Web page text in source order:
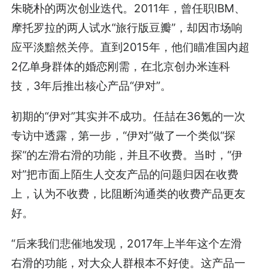
朱晓朴的两次创业迭代。2011年，曾任职IBM、
摩托罗拉的两人试水“旅行版豆瓣”，却因市场响
应平淡黯然关停。直到2015年，他们瞄准国内超
2亿单身群体的婚恋刚需，在北京创办米连科
技，3年后推出核心产品“伊对”。
初期的“伊对”其实并不成功。任喆在36氪的一次
专访中透露，第一步，“伊对”做了一个类似“探
探“的左滑右滑的功能，并且不收费。当时，“伊
对”把市面上陌生人交友产品的问题归因在收费
上，认为不收费，比阻断沟通类的收费产品更友
好。
“后来我们悲催地发现，2017年上半年这个左滑
右滑的功能，对大众人群根本不好使。这产品一